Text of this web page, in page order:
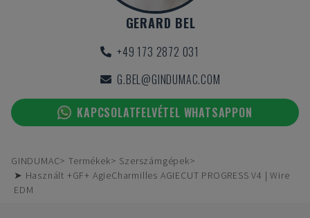
GERARD BEL
+49 173 2872 031
G.BEL@GINDUMAC.COM
KAPCSOLATFELVÉTEL WHATSAPPON
GINDUMAC Termékek
Szerszámgépek
➤ Használt +GF+ AgieCharmilles AGIECUT PROGRESS V4 | Wire
EDM